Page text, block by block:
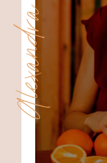
Alexandra